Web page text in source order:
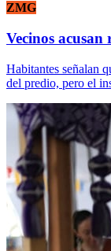
ZMG
Vecinos
Habitantes señalan
del predio, pero el